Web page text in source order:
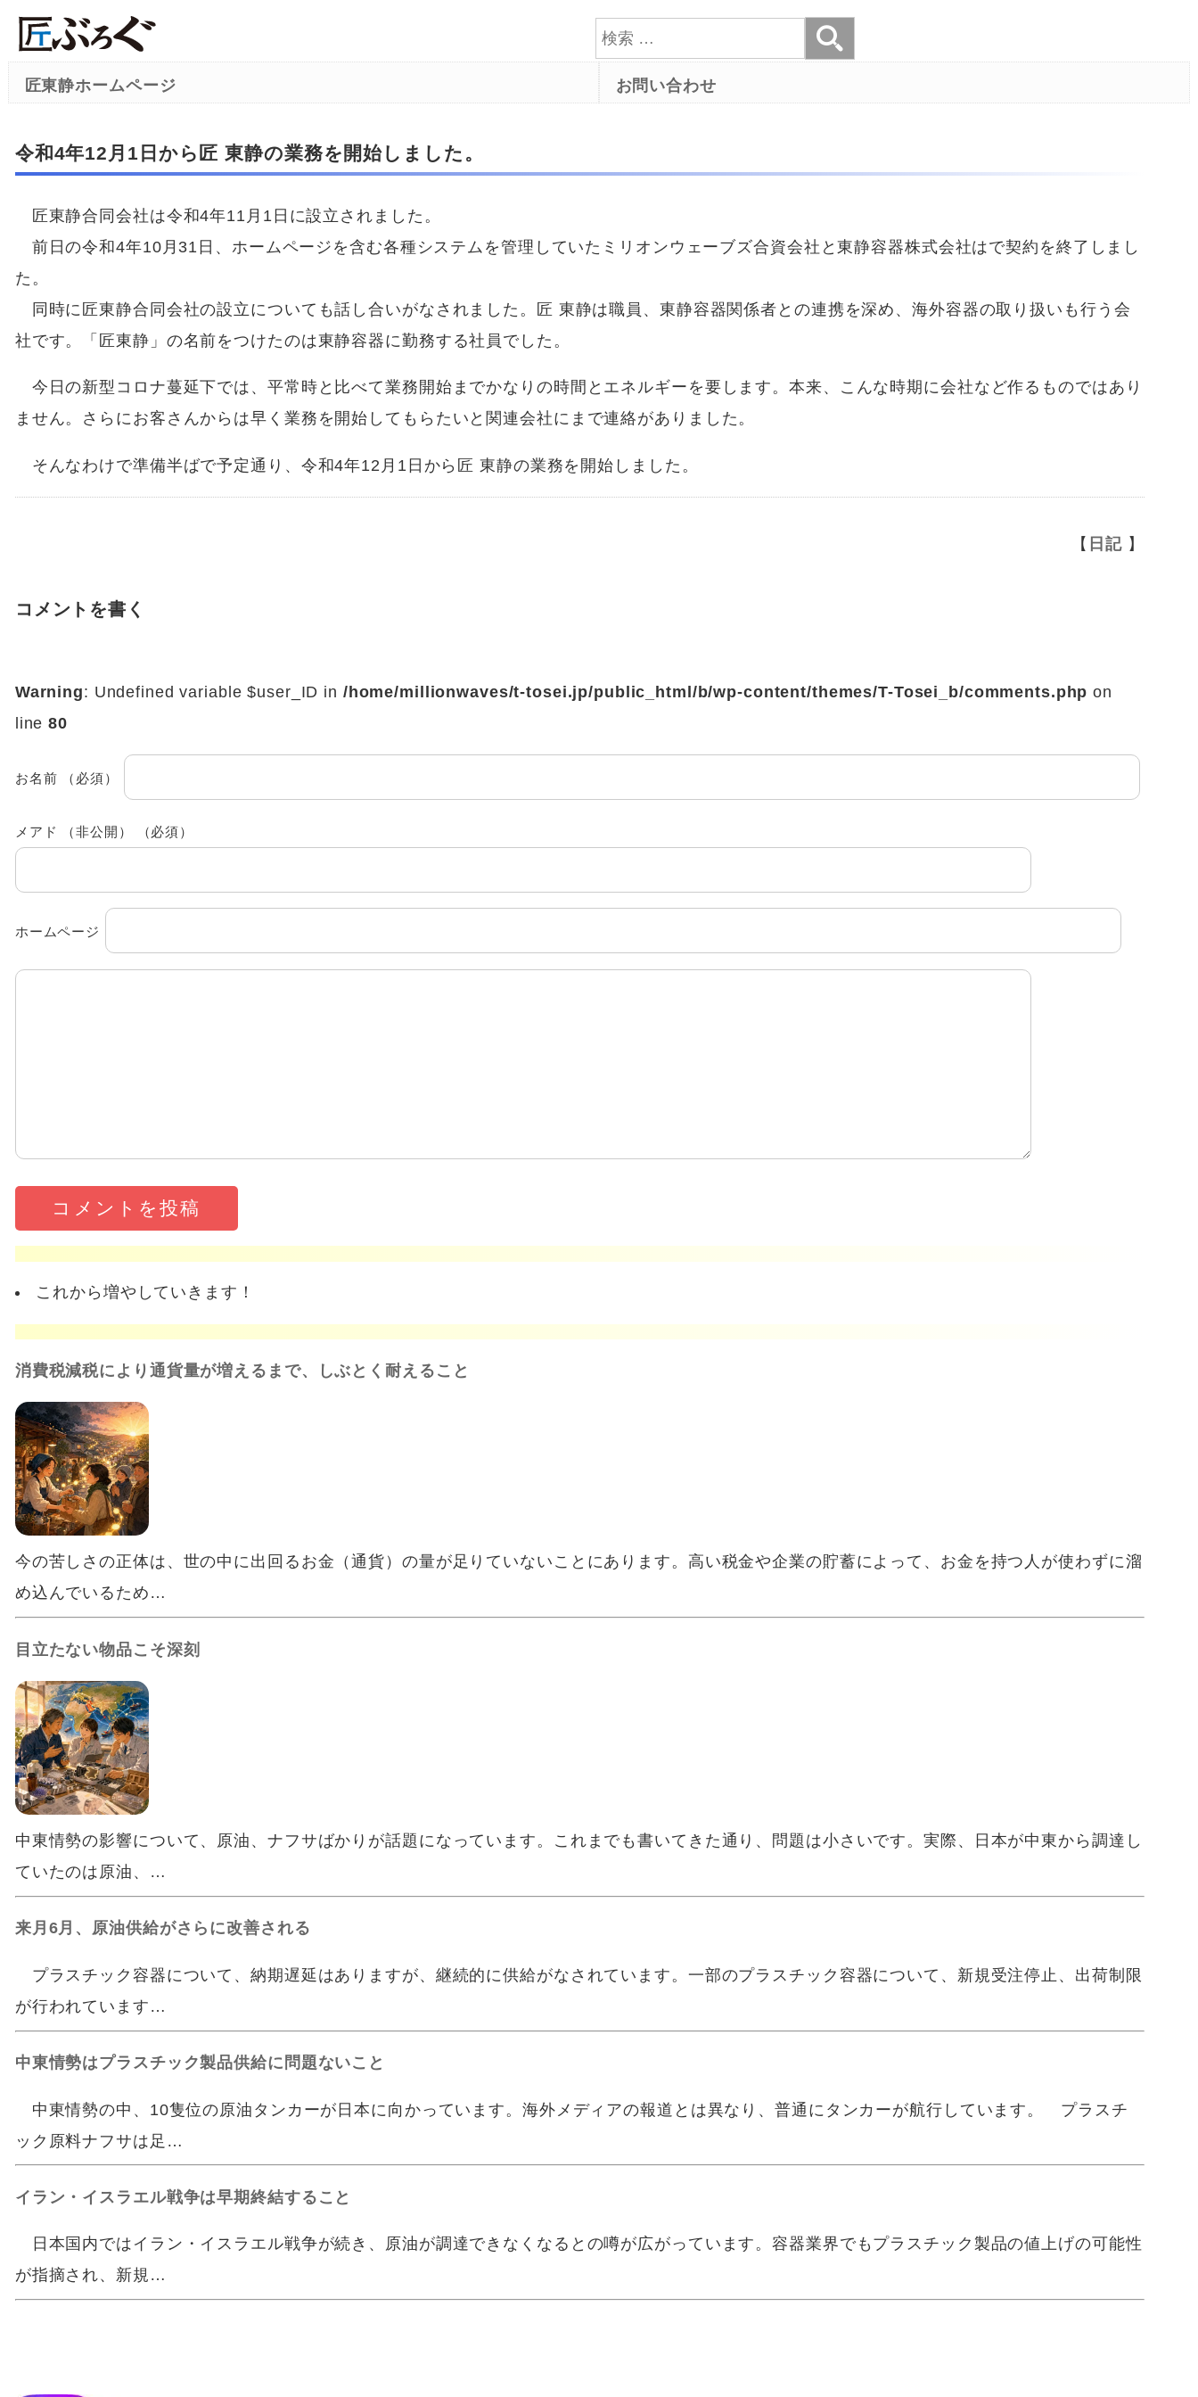
令和4年12月1日から匠 東静の業務を開始しました。
匠東静合同会社は令和4年11月1日に設立されました。
前日の令和4年10月31日、ホームページを含む各種システムを管理していたミリオンウェーブズ合資会社と東静容器株式会社はで契約を終了しまし
た。
同時に匠東静合同会社の設立についても話し合いがなされました。匠 東静は職員、東静容器関係者との連携を深め、海外容器の取り扱いも行う会
社です。「匠東静」の名前をつけたのは東静容器に勤務する社員でした。
今日の新型コロナ蔓延下では、平常時と比べて業務開始までかなりの時間とエネルギーを要します。本来、こんな時期に会社など作るものではあり
ません。さらにお客さんからは早く業務を開始してもらたいと関連会社にまで連絡がありました。
そんなわけで準備半ばで予定通り、令和4年12月1日から匠 東静の業務を開始しました。
【 日記】
コメントを書く
Warning: Undefined variable $user_ID in /home/millionwaves/t-tosei.jp/public_html/b/wp-content/themes/T-Tosei_b/comments.php on
line80
お名前 （必須）
メアド （非公開） （必須）
ホームページ
これから増やしていきます！
消費税減税により通貨量が増えるまで、しぶとく耐えること
今の苦しさの正体は、世の中に出回るお金（通貨）の量が足りていないことにあります。高い税金や企業の貯蓄によって、お金を持つ人が使わずに溜
め込んでいるため…
目立たない物品こそ深刻
中東情勢の影響について、原油、ナフサばかりが話題になっています。これまでも書いてきた通り、問題は小さいです。実際、日本が中東から調達し
ていたのは原油、…
来月6月、原油供給がさらに改善される
プラスチック容器について、納期遅延はありますが、継続的に供給がなされています。一部のプラスチック容器について、新規受注停止、出荷制限
が行われています…
中東情勢はプラスチック製品供給に問題ないこと
中東情勢の中、10隻位の原油タンカーが日本に向かっています。海外メディアの報道とは異なり、普通にタンカーが航行しています。 プラスチ
ック原料ナフサは足…
イラン・イスラエル戦争は早期終結すること
日本国内ではイラン・イスラエル戦争が続き、原油が調達できなくなるとの噂が広がっています。容器業界でもプラスチック製品の値上げの可能性
が指摘され、新規…
匠東静ホームページ お問い合わせ